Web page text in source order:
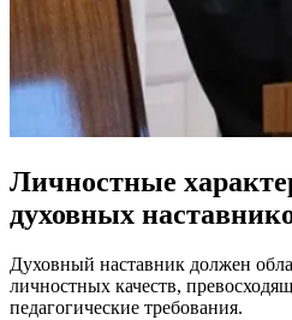
Личностные
духовных
Духовный наставник должен
личностных качеств,
педагогические требования.